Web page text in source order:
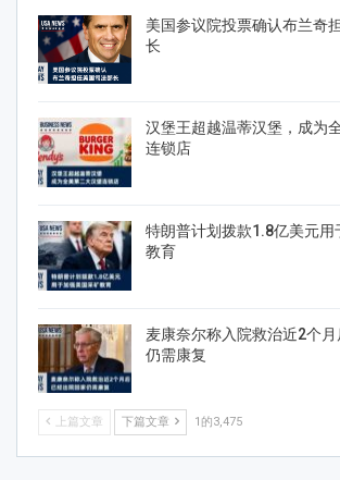
美国参议院投票确认布兰奇
长
汉堡王超越温蒂汉堡，成为
连锁店
特朗普计划拨款1.8亿美元用
教育
麦康奈尔称入院救治近2个
仍需康复
上篇文章 下篇文章 1的3,475